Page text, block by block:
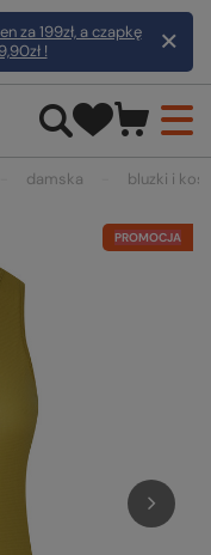
za 199zł, a czapkę
!
damska bluzki i
PROMOCJA